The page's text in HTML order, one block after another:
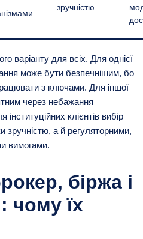
зручністю
варіанту для всіх. Для однієї
може бути безпечнішим, бо
з ключами. Для іншої
через небажання
клієнтів вибір
зручністю, а й регуляторними,
вимогами.
біржа і
чому їх